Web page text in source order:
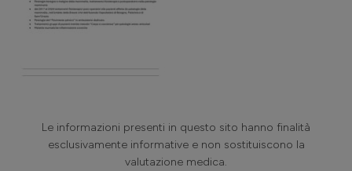
Le informazioni presenti in questo sito hanno finalità
esclusivamente informative e non sostituiscono la
valutazione medica.